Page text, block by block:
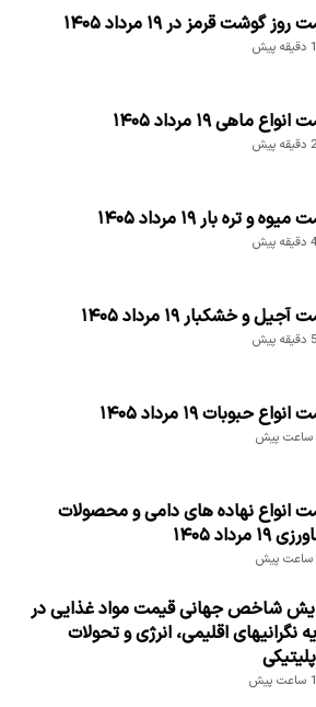
گوشت قرمز در ۱۹ مرداد ۱۴۰۵
ماهی ۱۹ مرداد ۱۴۰۵
و تره بار ۱۹ مرداد ۱۴۰۵
و خشکبار ۱۹ مرداد ۱۴۰۵
حبوبات ۱۹ مرداد ۱۴۰۵
انواع نهاده های دامی و محصولات
مرداد ۱۴۰۵
شاخص جهانی قیمت مواد غذایی در
نگرانیهای اقلیمی، انرژی و تحولات